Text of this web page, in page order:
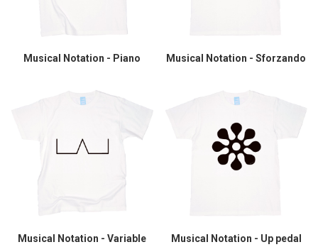
Musical Notation - Piano Musical Notation - Sforzando
Musical Notation - Variable
Musical Notation - Up pedal